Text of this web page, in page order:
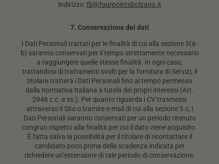
indirizzo:fb@fourpointsbolzano.it
7. Conservazione dei dati
I Dati Personali trattati per le finalità di cui alla sezione 3(a-
b) saranno conservati per il tempo strettamente necessario
a raggiungere quelle stesse finalità. In ogni caso,
trattandosi di trattamenti svolti per la fornitura di Servizi, il
titolare tratterà i Dati Personali fino al tempo permesso
dalla normativa Italiana a tutela dei propri interessi (Art.
2946 c.c. e ss.). Per quanto riguarda i CV trasmessi
attraverso il Sito o tramite e-mail di cui alla sezione 3.c, i
Dati Personali saranno conservati per un periodo ritenuto
congruo rispetto alla finalità per cui il dato viene acquisito.
È fatta salva la possibilità per il titolare di ricontattare il
candidato poco prima della scadenza indicata per
richiedere un’estensione di tale periodo di conservazione.